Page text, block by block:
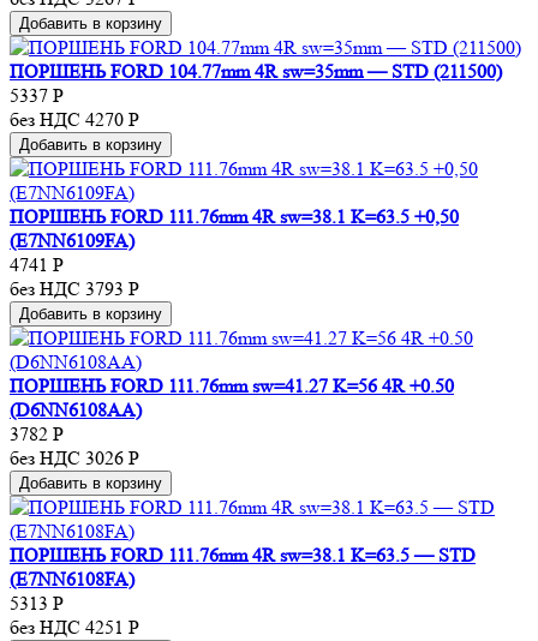
Добавить в корзину
ПОРШЕНЬ FORD 104.77mm 4R sw=35mm — STD (211500)
5337 Р
без НДС 4270 Р
Добавить в корзину
ПОРШЕНЬ FORD 111.76mm 4R sw=38.1 K=63.5 +0,50
(E7NN6109FA)
4741 Р
без НДС 3793 Р
Добавить в корзину
ПОРШЕНЬ FORD 111.76mm sw=41.27 K=56 4R +0.50
(D6NN6108AA)
3782 Р
без НДС 3026 Р
Добавить в корзину
ПОРШЕНЬ FORD 111.76mm 4R sw=38.1 K=63.5 — STD
(E7NN6108FA)
5313 Р
без НДС 4251 Р